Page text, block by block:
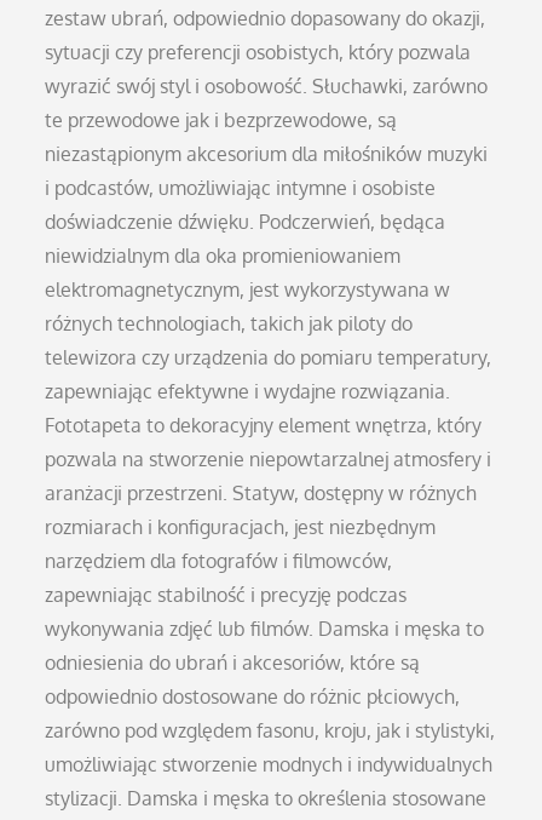
zestaw ubrań, odpowiednio dopasowany do okazji,
sytuacji czy preferencji osobistych, który pozwala
wyrazić swój styl i osobowość. Słuchawki, zarówno
te przewodowe jak i bezprzewodowe, są
niezastąpionym akcesorium dla miłośników muzyki
i podcastów, umożliwiając intymne i osobiste
doświadczenie dźwięku. Podczerwień, będąca
niewidzialnym dla oka promieniowaniem
elektromagnetycznym, jest wykorzystywana w
różnych technologiach, takich jak piloty do
telewizora czy urządzenia do pomiaru temperatury,
zapewniając efektywne i wydajne rozwiązania.
Fototapeta to dekoracyjny element wnętrza, który
pozwala na stworzenie niepowtarzalnej atmosfery i
aranżacji przestrzeni. Statyw, dostępny w różnych
rozmiarach i konfiguracjach, jest niezbędnym
narzędziem dla fotografów i filmowców,
zapewniając stabilność i precyzję podczas
wykonywania zdjęć lub filmów. Damska i męska to
odniesienia do ubrań i akcesoriów, które są
odpowiednio dostosowane do różnic płciowych,
zarówno pod względem fasonu, kroju, jak i stylistyki,
umożliwiając stworzenie modnych i indywidualnych
stylizacji. Damska i męska to określenia stosowane